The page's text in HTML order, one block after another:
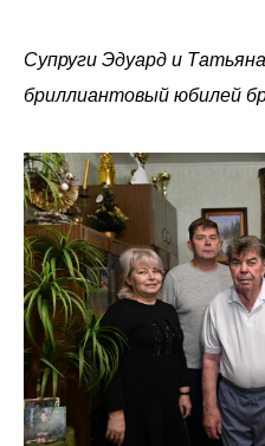
Супруги Эдуард и
бриллиантовый юбилей